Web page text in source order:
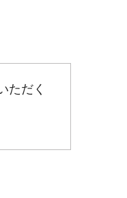
ただく